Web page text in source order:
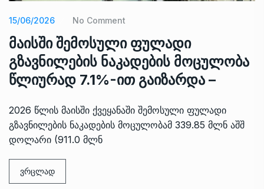
15/06/2026 No Comment
მაისში შემოსული ფულადი
გზავნილების ნაკადების მოცულობა
წლიურად 7.1%-ით გაიზარდა –
2026 წლის მაისში ქვეყანაში შემოსული ფულადი
გზავნილების ნაკადების მოცულობამ 339.85 მლნ აშშ
დოლარი (911.0 მლნ
ვრცლად